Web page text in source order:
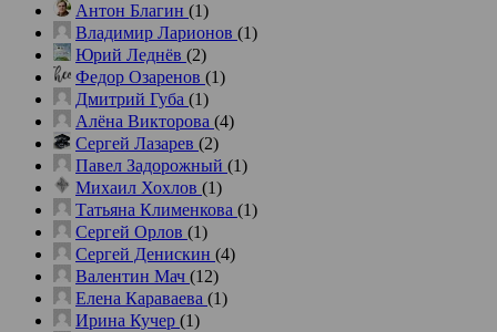
Антон Благин (1)
Владимир Ларионов (1)
Юрий Леднёв (2)
Федор Озаренов (1)
Дмитрий Губа (1)
Алёна Викторова (4)
Сергей Лазарев (2)
Павел Задорожный (1)
Михаил Хохлов (1)
Татьяна Клименкова (1)
Сергей Орлов (1)
Сергей Денискин (4)
Валентин Мач (12)
Елена Караваева (1)
Ирина Кучер (1)